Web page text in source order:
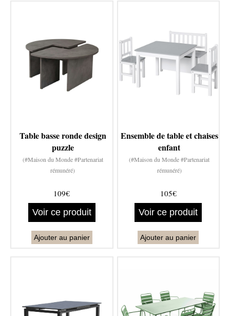
Table basse ronde design
puzzle
(#Maison du Monde #Partenariat
rémunéré)
109€
Voir ce produit
Ajouter au panier
Ensemble de table et chaises
enfant
(#Maison du Monde #Partenariat
rémunéré)
105€
Voir ce produit
Ajouter au panier